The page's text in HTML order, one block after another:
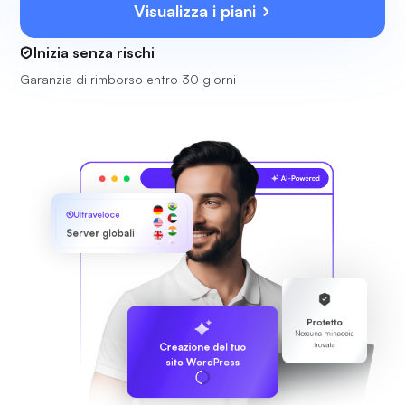
Visualizza i piani
Inizia senza rischi
Garanzia di rimborso entro 30 giorni
Protetto
Nessuna minaccia
trovata
Ultraveloce
Server globali
Creazione del tuo
sito WordPress